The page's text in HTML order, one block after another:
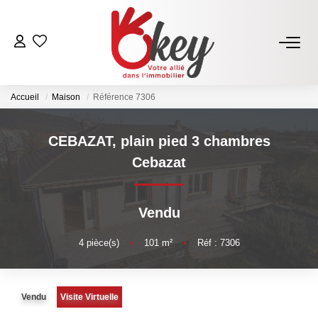
ACHETER
Acheter Avec Okey
Estimer Mon Bien
Combien D’acquéreurs Potentiels Pour Mon Bien ?
Espace Vendeur
Accueil Maison Référence 7306
CEBAZAT, plain pied 3 chambres
Cebazat
Vendu
4pièce(s) • 101 m² • Réf : 7306
Vendu Visite Virtuelle